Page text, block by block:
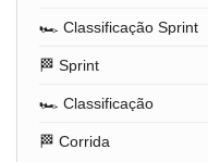
🏎️ Classificação Sprint
🏁 Sprint
🏎️ Classificação
🏁 Corrida